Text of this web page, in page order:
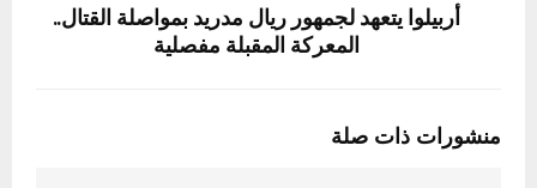
أربيلوا يتعهد لجمهور ريال مدريد بمواصلة القتال..
المعركة المقبلة مفصلية
منشورات ذات صلة